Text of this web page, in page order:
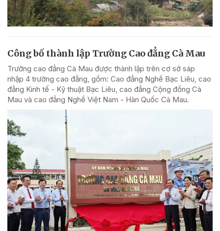
Công bố thành lập Trường Cao đẳng Cà Mau
Trường cao đẳng Cà Mau được thành lập trên cơ sở sáp
nhập 4 trường cao đẳng, gồm: Cao đẳng Nghề Bạc Liêu, cao
đẳng Kinh tế - Kỹ thuật Bạc Liêu, cao đẳng Cộng đồng Cà
Mau và cao đẳng Nghề Việt Nam - Hàn Quốc Cà Mau.